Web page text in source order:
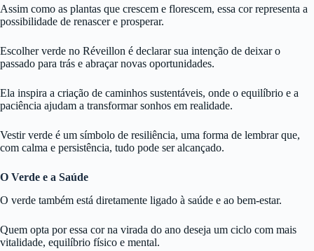
Assim como as plantas que crescem e florescem, essa cor representa a
possibilidade de renascer e prosperar.
Escolher verde no Réveillon é declarar sua intenção de deixar o
passado para trás e abraçar novas oportunidades.
Ela inspira a criação de caminhos sustentáveis, onde o equilíbrio e a
paciência ajudam a transformar sonhos em realidade.
Vestir verde é um símbolo de resiliência, uma forma de lembrar que,
com calma e persistência, tudo pode ser alcançado.
O Verde e a Saúde
O verde também está diretamente ligado à saúde e ao bem-estar.
Quem opta por essa cor na virada do ano deseja um ciclo com mais
vitalidade, equilíbrio físico e mental.